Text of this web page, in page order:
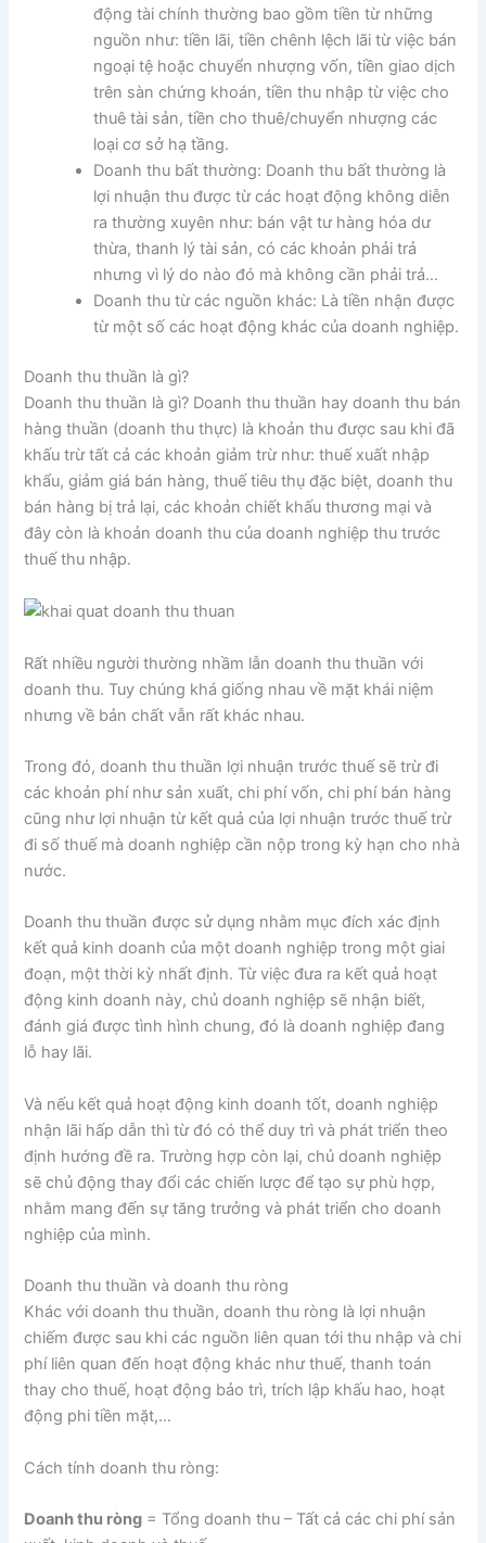
động tài chính thường bao gồm tiền từ những
nguồn như: tiền lãi, tiền chênh lệch lãi từ việc bán
ngoại tệ hoặc chuyển nhượng vốn, tiền giao dịch
trên sàn chứng khoán, tiền thu nhập từ việc cho
thuê tài sản, tiền cho thuê/chuyển nhượng các
loại cơ sở hạ tầng.
Doanh thu bất thường: Doanh thu bất thường là
lợi nhuận thu được từ các hoạt động không diễn
ra thường xuyên như: bán vật tư hàng hóa dư
thừa, thanh lý tài sản, có các khoản phải trả
nhưng vì lý do nào đó mà không cần phải trả…
Doanh thu từ các nguồn khác: Là tiền nhận được
từ một số các hoạt động khác của doanh nghiệp.
Doanh thu thuần là gì?
Doanh thu thuần là gì? Doanh thu thuần hay doanh thu bán
hàng thuần (doanh thu thực) là khoản thu được sau khi đã
khấu trừ tất cả các khoản giảm trừ như: thuế xuất nhập
khẩu, giảm giá bán hàng, thuế tiêu thụ đặc biệt, doanh thu
bán hàng bị trả lại, các khoản chiết khấu thương mại và
đây còn là khoản doanh thu của doanh nghiệp thu trước
thuế thu nhập.
Rất nhiều người thường nhầm lẫn doanh thu thuần với
doanh thu. Tuy chúng khá giống nhau về mặt khái niệm
nhưng về bản chất vẫn rất khác nhau.
Trong đó, doanh thu thuần lợi nhuận trước thuế sẽ trừ đi
các khoản phí như sản xuất, chi phí vốn, chi phí bán hàng
cũng như lợi nhuận từ kết quả của lợi nhuận trước thuế trừ
đi số thuế mà doanh nghiệp cần nộp trong kỳ hạn cho nhà
nước.
Doanh thu thuần được sử dụng nhằm mục đích xác định
kết quả kinh doanh của một doanh nghiệp trong một giai
đoạn, một thời kỳ nhất định. Từ việc đưa ra kết quả hoạt
động kinh doanh này, chủ doanh nghiệp sẽ nhận biết,
đánh giá được tình hình chung, đó là doanh nghiệp đang
lỗ hay lãi.
Và nếu kết quả hoạt động kinh doanh tốt, doanh nghiệp
nhận lãi hấp dẫn thì từ đó có thể duy trì và phát triển theo
định hướng đề ra. Trường hợp còn lại, chủ doanh nghiệp
sẽ chủ động thay đổi các chiến lược để tạo sự phù hợp,
nhằm mang đến sự tăng trưởng và phát triển cho doanh
nghiệp của mình.
Doanh thu thuần và doanh thu ròng
Khác với doanh thu thuần, doanh thu ròng là lợi nhuận
chiếm được sau khi các nguồn liên quan tới thu nhập và chi
phí liên quan đến hoạt động khác như thuế, thanh toán
thay cho thuế, hoạt động bảo trì, trích lập khấu hao, hoạt
động phi tiền mặt,…
Cách tính doanh thu ròng:
Doanh thu ròng = Tổng doanh thu – Tất cả các chi phí sản